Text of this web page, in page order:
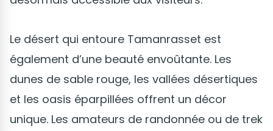
Le désert qui entoure Tamanrasset est
également d’une beauté envoûtante. Les
dunes de sable rouge, les vallées désertiques
et les oasis éparpillées offrent un décor
unique. Les amateurs de randonnée ou de trek